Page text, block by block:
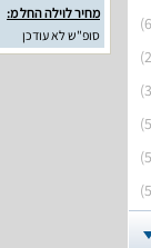
מחיר לוילה החל מ:
סופ"ש לא עודכן